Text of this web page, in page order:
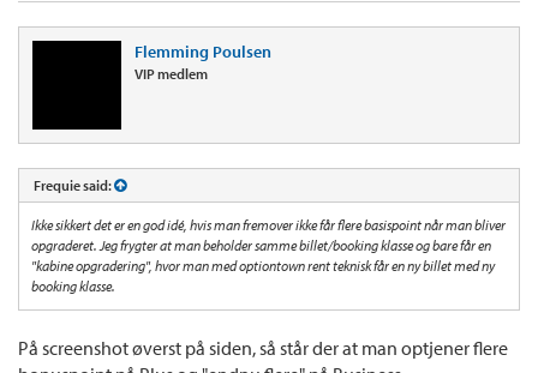
Flemming Poulsen
VIP medlem
Frequie said:
Ikke sikkert det er en god idé, hvis man fremover ikke får flere basispoint når man bliver
opgraderet. Jeg frygter at man beholder samme billet/booking klasse og bare får en
"kabine opgradering", hvor man med optiontown rent teknisk får en ny billet med ny
booking klasse.
På screenshot øverst på siden, så står der at man optjener flere